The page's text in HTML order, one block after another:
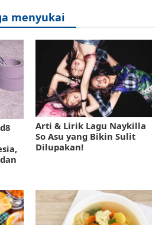
menyukai
Arti & Lirik Lagu Naykilla
So Asu yang Bikin Sulit
Dilupakan!